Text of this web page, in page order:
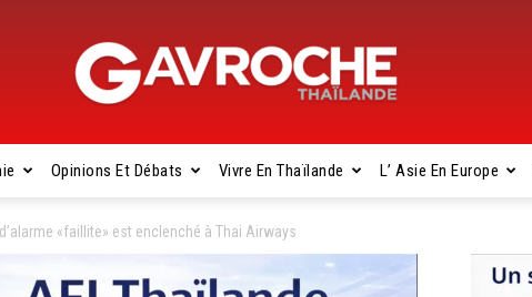
Gavroche
Opinions Et Débats Vivre En Thaïlande L’ Asie En Europe
«faillite» est enclenché à Thai Airways